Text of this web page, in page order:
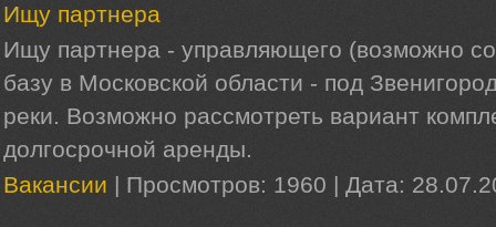
Ищу партнера
Ищу партнера - управляющего (возможно
базу в Московской области - под
реки. Возможно рассмотреть вариант
долгосрочной аренды.
Вакансии | Просмотров: 1960 | Дата: